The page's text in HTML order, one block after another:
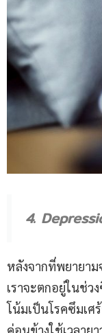
4.
หลังจากที่พยายา
เราจะตกอยู่ในช่ว
โน้มเป็นโรคซึมเศ